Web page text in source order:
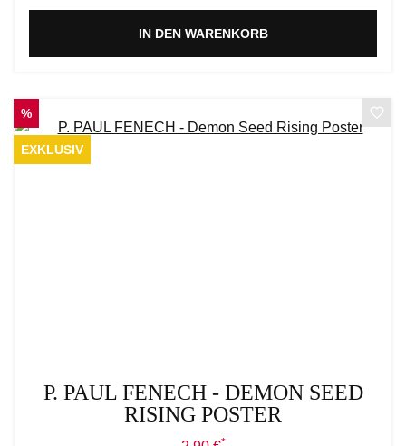
IN DEN WARENKORB
RABATT
%
EXKLUSIV
P. PAUL FENECH - DEMON SEED
RISING POSTER
*